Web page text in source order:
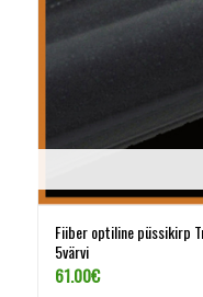
Fiiber optiline püssikirp
5värvi
61.00€